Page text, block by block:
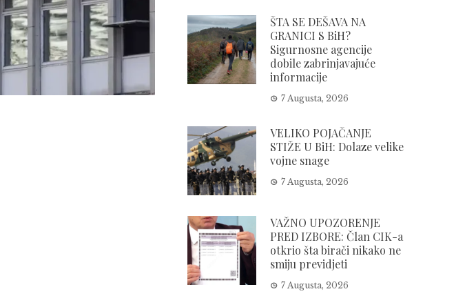
ŠTA SE DEŠAVA NA
GRANICI S BiH?
Sigurnosne agencije
dobile zabrinjavajuće
informacije
7 Augusta, 2026
VELIKO POJAČANJE
STIŽE U BiH: Dolaze velike
vojne snage
7 Augusta, 2026
VAŽNO UPOZORENJE
PRED IZBORE: Član CIK-a
otkrio šta birači nikako ne
smiju previdjeti
7 Augusta, 2026